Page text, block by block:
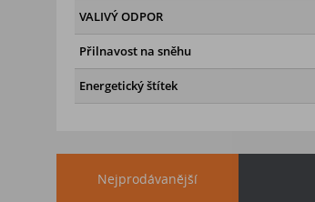
VALIVÝ ODPOR
Přilnavost na sněhu
Energetický štítek
Nejprodávanější